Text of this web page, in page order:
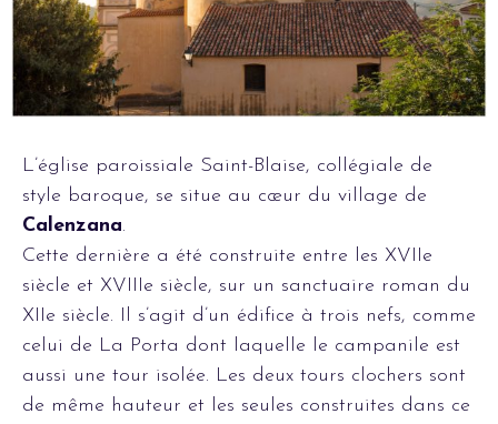
L’église paroissiale Saint-Blaise, collégiale de
style baroque, se situe au cœur du village de
Calenzana.
Cette dernière a été construite entre les XVIIe
siècle et XVIIIe siècle, sur un sanctuaire roman du
XIIe siècle. Il s’agit d’un édifice à trois nefs, comme
celui de La Porta dont laquelle le campanile est
aussi une tour isolée. Les deux tours clochers sont
de même hauteur et les seules construites dans ce